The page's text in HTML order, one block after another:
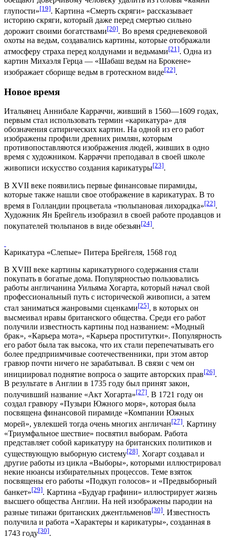
глупости»[19]. Картина «Смерть скряги» рассказывает
историю скряги, который даже перед смертью сильно
дорожит своими богатствами[20]. Во время средневековой
охоты на ведьм, создавались картины, которые отображали
атмосферу страха перед колдунами и ведьмами[21]. Одна из
картин Михаэля Герца — «Шабаш ведьм на Брокене»
изображает сборище ведьм в гротескном виде[22].
Новое время
Итальянец Аннибале Карраччи, живший в 1560—1609 годах,
первым стал использовать термин «карикатура» для
обозначения сатирических картин. На одной из его работ
изображены профили древних римлян, которым
противопоставляются изображения людей, живших в одно
время с художником. Карраччи преподавал в своей школе
живописи искусство создания карикатуры[23].
В XVII веке появились первые финансовые пирамиды,
которые также нашли свое отображение в карикатурах. В то
время в Голландии процветала «тюльпановая лихорадка»[22].
Художник Ян Брейгель изобразил в своей работе продавцов и
покупателей тюльпанов в виде обезьян[24].
Карикатура «Слепые» Питера Брейгеля, 1568 год
В XVIII веке картины карикатурного содержания стали
покупать в богатые дома. Популярностью пользовались
работы англичанина Уильяма Хогарта, который начал свой
профессиональный путь с исторической живописи, а затем
стал заниматься жанровыми сценками[25], в которых он
высмеивал нравы британского общества. Среди его работ
получили известность картины под названием: «Модный
брак», «Карьера мота», «Карьера проститутки». Популярность
его работ была так высока, что их стали перепечатывать его
более предприимчивые соотечественники, при этом автор
гравюр почти ничего не зарабатывал. В связи с чем он
инициировал поднятие вопроса о защите авторских прав[26].
В результате в Англии в 1735 году был принят закон,
получивший название «Акт Хогарта»[27]. В 1721 году он
создал гравюру «Пузыри Южного моря», которая была
посвящена финансовой пирамиде «Компании Южных
морей», увлекшей тогда очень многих англичан[27]. Картину
«Триумфальное шествие» посвятил выборам. Работа
представляет собой карикатуру на британских политиков и
существующую выборную систему[28]. Хогарт создавал и
другие работы из цикла «Выборы», которыми иллюстрировал
некие нюансы избирательных процессов. Теме взяток
посвящены его работы «Подкуп голосов» и «Предвыборный
банкет»[29]. Картина «Будуар графини» иллюстрирует жизнь
высшего общества Англии. На ней изображены пародии на
разные типажи британских джентльменов[30]. Известность
получила и работа «Характеры и карикатуры», созданная в
1743 году[30].